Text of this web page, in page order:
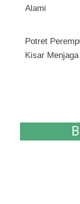
Alami
Potret
Kisar